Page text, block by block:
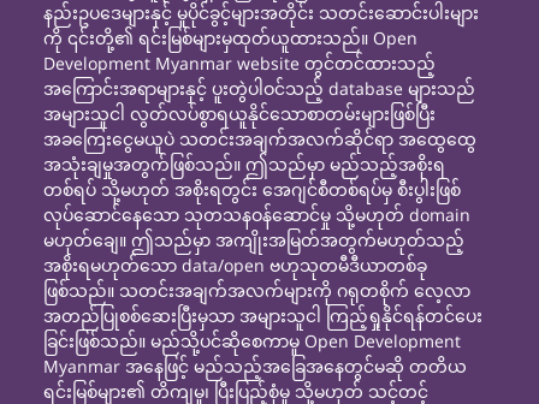
နည်းဥပဒေများနှင့် မူပိုင်ခွင့်များအတိုင်း သတင်းဆောင်းပါးများ
ကို ၎င်းတို့၏ ရင်းမြစ်များမှထုတ်ယူထားသည်။ Open
Development Myanmar website တွင်တင်ထားသည့်
အကြောင်းအရာများနှင့် ပူးတွဲပါဝင်သည့် database များသည်
အများသူငါ လွတ်လပ်စွာရယူနိုင်သောစာတမ်းများဖြစ်ပြီး
အခကြေးငွေမယူပဲ သတင်းအချက်အလက်ဆိုင်ရာ အထွေထွေ
အသုံးချမှုအတွက်ဖြစ်သည်။ ဤသည်မှာ မည်သည့်အစိုးရ
တစ်ရပ် သို့မဟုတ် အစိုးရတွင်း အေဂျင်စီတစ်ရပ်မှ စီးပွါးဖြစ်
လုပ်ဆောင်နေသော သုတသနဝန်ဆောင်မှု သို့မဟုတ် domain
မဟုတ်ချေ။ ဤသည်မှာ အကျိုးအမြတ်အတွက်မဟုတ်သည့်
အစိုးရမဟုတ်သော data/open ဗဟုသုတမီဒီယာတစ်ခု
ဖြစ်သည်။ သတင်းအချက်အလက်များကို ဂရုတစိုက် လေ့လာ
အတည်ပြုစစ်ဆေးပြီးမှသာ အများသူငါ ကြည့်ရှုနိုင်ရန်တင်ပေး
ခြင်းဖြစ်သည်။ မည်သို့ပင်ဆိုစေကာမူ Open Development
Myanmar အနေဖြင့် မည်သည့်အခြေအနေတွင်မဆို တတိယ
ရင်းမြစ်များ၏ တိကျမှု၊ ပြီးပြည့်စုံမှု သို့မဟုတ် သင့်တင့်